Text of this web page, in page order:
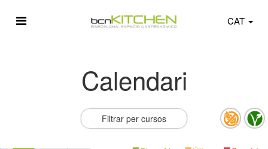
CAT
Calendari
Filtrar per cursos